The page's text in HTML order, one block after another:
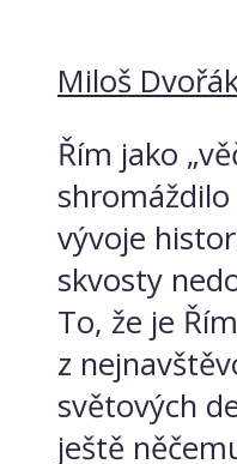
Miloš
Řím jako
vývoje
skvosty
To, že je
z
světových
ještě